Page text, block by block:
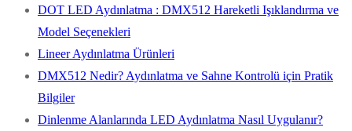
DOT LED Aydınlatma : DMX512 Hareketli Işıklandırma ve
Model Seçenekleri
Lineer Aydınlatma Ürünleri
DMX512 Nedir? Aydınlatma ve Sahne Kontrolü için Pratik
Bilgiler
Dinlenme Alanlarında LED Aydınlatma Nasıl Uygulanır?